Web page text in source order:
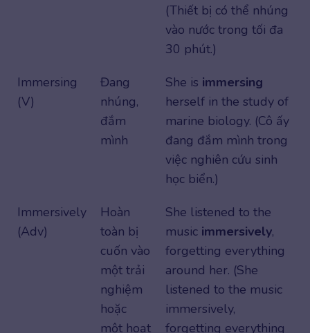
(Thiết bị có thể nhúng
vào nước trong tối đa
30 phút.)
Immersing
(V)
Đang
nhúng,
đắm
mình
She is immersing
herself in the study of
marine biology. (Cô ấy
đang đắm mình trong
việc nghiên cứu sinh
học biển.)
Immersively
(Adv)
Hoàn
toàn bị
cuốn vào
một trải
nghiệm
hoặc
một hoạt
She listened to the
music immersively,
forgetting everything
around her. (She
listened to the music
immersively,
forgetting everything